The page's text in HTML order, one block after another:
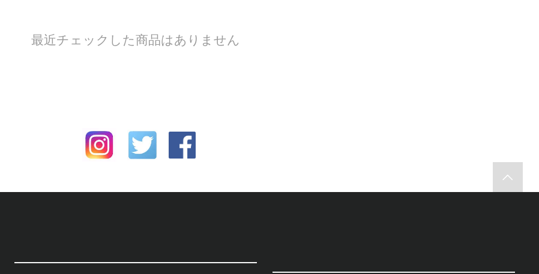
最近チェックした商品はありません